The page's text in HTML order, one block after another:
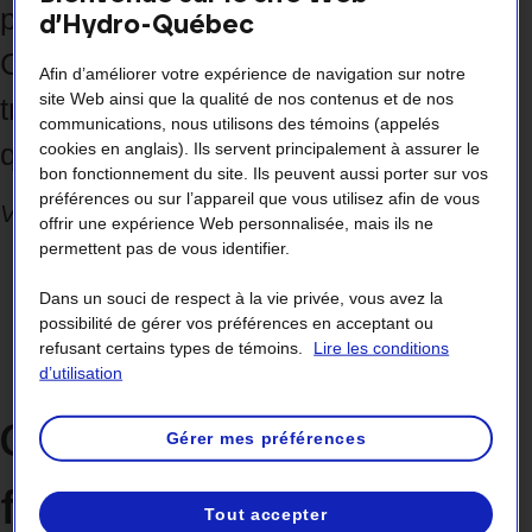
permettre de diminuer votre facture ?
Comment fonctionne‑t‑il ? Vous
trouverez des réponses à ces
questions dans cette capsule vidéo.
Vidéo de 1 minute 40 secondes
Comment le tarif Flex D
fonctionne‑t‑il ?
d’Hydro-Québec
Afin d’améliorer votre expérience de navigation sur notre
site Web ainsi que la qualité de nos contenus et de nos
communications, nous utilisons des témoins (appelés
cookies en anglais). Ils servent principalement à assurer le
bon fonctionnement du site. Ils peuvent aussi porter sur vos
préférences ou sur l’appareil que vous utilisez afin de vous
offrir une expérience Web personnalisée, mais ils ne
permettent pas de vous identifier.
Dans un souci de respect à la vie privée, vous avez la
possibilité de gérer vos préférences en acceptant ou
refusant certains types de témoins.
Lire les conditions
d’utilisation
Gérer mes préférences
Tout accepter